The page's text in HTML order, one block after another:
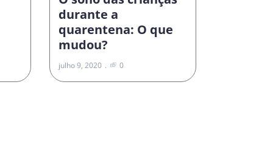
durante a
quarentena: O que
mudou?
julho 9, 2020 0